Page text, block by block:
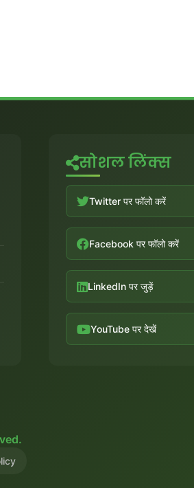
सोशल लिंक्स
Twitter पर फॉलो करें
Facebook पर फॉलो करें
LinkedIn पर जुड़ें
YouTube पर देखें